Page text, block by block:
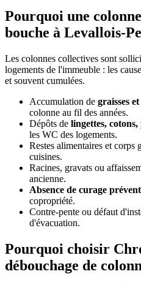
Pourquoi une
bouche à Levallois-
Les colonnes collectives sont
logements de l'immeuble : les
et souvent cumulées.
Accumulation de graisses
colonne au fil des années.
Dépôts de lingettes,
les WC des logements.
Restes alimentaires et corps
cuisines.
Racines, gravats ou
ancienne.
Absence de curage
copropriété.
Contre-pente ou défaut
d'évacuation.
Pourquoi choisir
débouchage de